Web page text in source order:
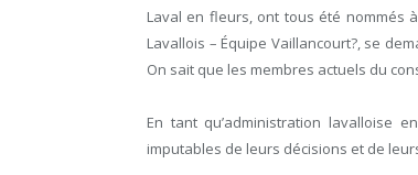
Laval en fleurs, ont tous été nommés
Lavallois – Équipe Vaillancourt?, se
On sait que les membres actuels du
En tant qu’administration lavalloise
imputables de leurs décisions et de